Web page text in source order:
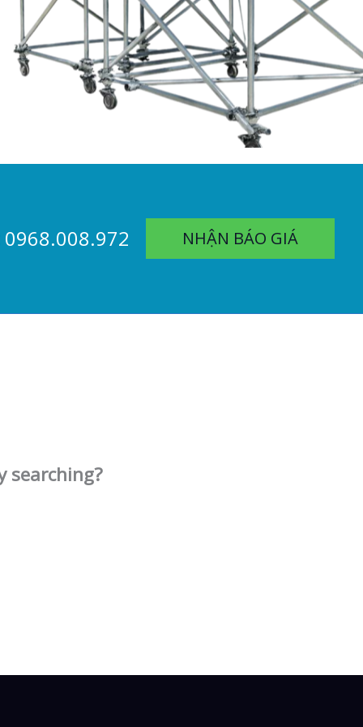
0968.008.972 NHẬN BÁO GIÁ
searching?